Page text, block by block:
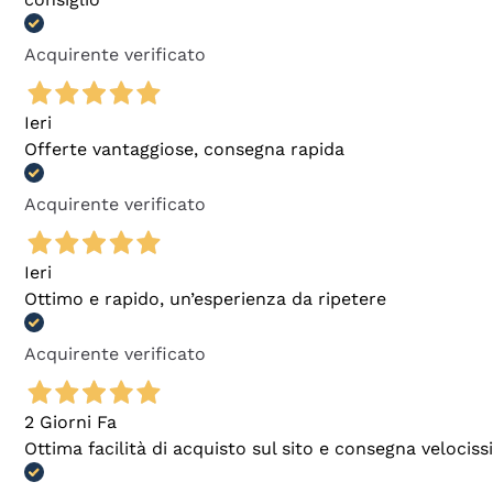
Acquirente verificato
Ieri
Offerte vantaggiose, consegna rapida
Acquirente verificato
Ieri
Ottimo e rapido, un’esperienza da ripetere
Acquirente verificato
2 Giorni Fa
Ottima facilità di acquisto sul sito e consegna